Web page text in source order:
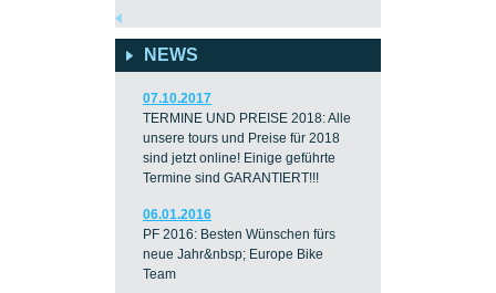
NEWS
07.10.2017
TERMINE UND PREISE 2018: Alle
unsere tours und Preise für 2018
sind jetzt online! Einige geführte
Termine sind GARANTIERT!!!
06.01.2016
PF 2016: Besten Wünschen fürs
neue Jahr&nbsp; Europe Bike
Team